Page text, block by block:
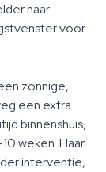
naar
voor
zonnige,
een extra
binnenshuis,
weken. Haar
interventie,